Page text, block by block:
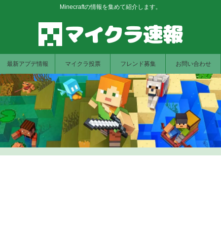
Minecraftの情報を集めて紹介します。
最新アプデ情報 マイクラ投票 フレンド募集 お問い合わせ